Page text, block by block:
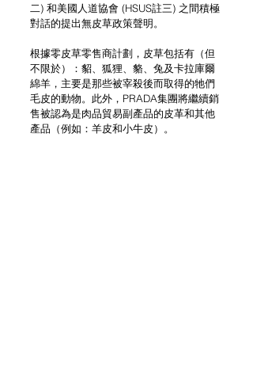
二) 和美國人道協會 (HSUS註三) 之間積極
對話的提出無皮草政策聲明。
根據零皮草零售商計劃，皮草包括有（但
不限於）：貂、狐狸、貉、兔及卡拉庫爾
綿羊，主要是那些被宰殺後而取得的牠們
毛皮的動物。此外，PRADA集團將繼續銷
售被認為是肉品貿易副產品的皮革和其他
產品（例如：羊皮和小牛皮）。